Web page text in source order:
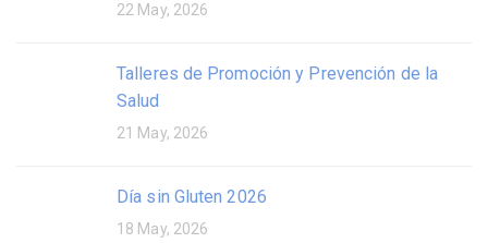
22 May, 2026
Talleres de Promoción y Prevención de la
Salud
21 May, 2026
Día sin Gluten 2026
18 May, 2026